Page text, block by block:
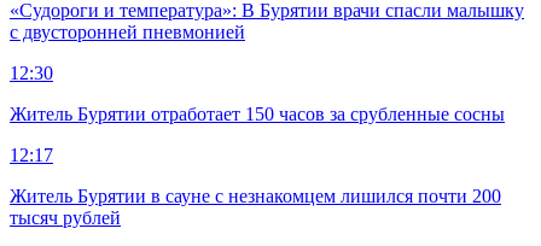
«Судороги и температура»: В Бурятии врачи спасли малышку
с двусторонней пневмонией
12:30
Житель Бурятии отработает 150 часов за срубленные сосны
12:17
Житель Бурятии в сауне с незнакомцем лишился почти 200
тысяч рублей